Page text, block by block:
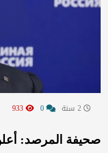
صحيفة المرصد: